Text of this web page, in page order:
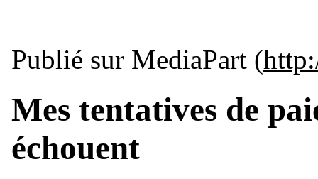
Publié sur MediaPart (
Mes tentatives de
échouent